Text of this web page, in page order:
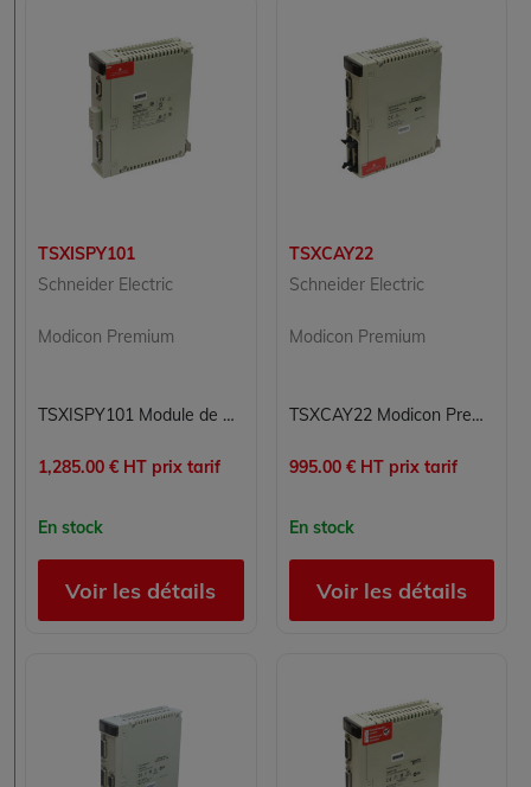
TSXISPY101
Schneider Electric
Modicon Premium
TSXISPY101 Module de pesage Modicon Premium Schneider Electric
1,285.00 € HT prix tarif
En stock
Voir les détails
TSXCAY22
Schneider Electric
Modicon Premium
TSXCAY22 Modicon Premium Schneider Electric
995.00 € HT prix tarif
En stock
Voir les détails